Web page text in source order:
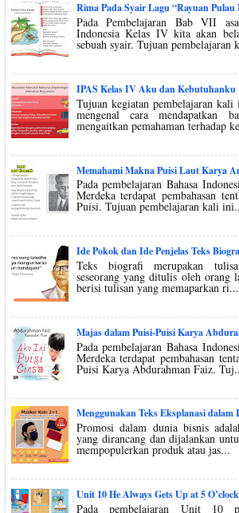
Rima Pada Syair Lagu “Rayuan Pulau
Pada Pembelajaran Bab VII
Indonesia Kelas IV kita akan
sebuah syair. Tujuan pembelajaran
IPAS Kelas IV Aku dan Kebutuhanku
Tujuan kegiatan pembelajaran
mengenal cara mendapatkan
mengaitkan pemahaman terhadap
Memahami Makna Puisi Laut Karya
Pada pembelajaran Bahasa
Merdeka terdapat pembahasan
Puisi. Tujuan pembelajaran kali
Ide Pokok dan Ide Penjelas Teks
Teks biografi merupakan
seseorang yang ditulis oleh orang
berisi tulisan yang memaparkan ri...
Majas dalam Puisi-Puisi Karya
Pada pembelajaran Bahasa
Merdeka terdapat pembahasan
Puisi Karya Abdurahman Faiz.
Menggunakan Teks Eksplanasi dalam
Promosi dalam dunia bisnis
yang dirancang dan dijalankan
mempopulerkan produk atau jas...
Unit 10 He Always Gets Up at 5 O’clock
Pada pembelajaran Unit 10